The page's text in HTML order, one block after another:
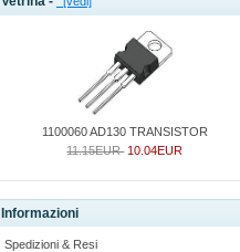
1100060 AD130 TRANSISTOR
11.15EUR 10.04EUR
Informazioni
Spedizioni & Resi